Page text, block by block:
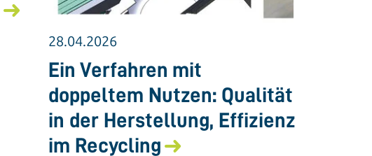
28.04.2026
Ein Verfahren mit
doppeltem Nutzen: Qualität
in der Herstellung, Effizienz
im Recycling